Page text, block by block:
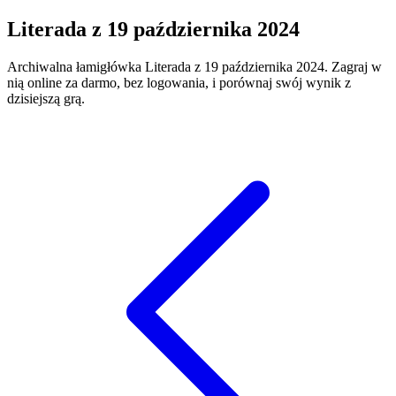
Literada z 19 października 2024
Archiwalna łamigłówka Literada z 19 października 2024. Zagraj w
nią online za darmo, bez logowania, i porównaj swój wynik z
dzisiejszą grą.